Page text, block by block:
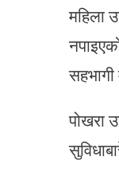
महिला
पोखरा